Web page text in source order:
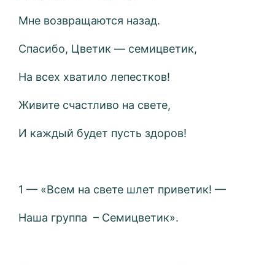
Мне возвращаются назад.
Спасибо, Цветик — семицветик,
На всех хватило лепестков!
Живите счастливо на свете,
И каждый будет пусть здоров!
1 — «Всем на свете шлет приветик! —
Наша группа – Семицветик».